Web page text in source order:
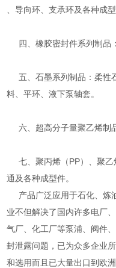
、导向环、支承环及各种成型
四、橡胶密封件系列制品
五、石墨系列制品：柔性
料、平环、液下泵轴套。
六、超高分子量聚乙烯制
七、聚丙烯（PP）、聚乙
通及各种成型件。
产品广泛应用于石化、炼
业不但解决了国内许多电厂
气厂、化工厂等泵浦、阀件
封泄露问题，已为众多企业所
和选用而且已大量出口到欧